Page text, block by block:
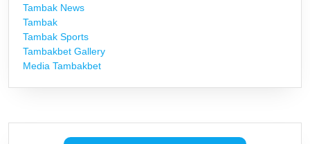
Tambak News
Tambak
Tambak Sports
Tambakbet Gallery
Media Tambakbet